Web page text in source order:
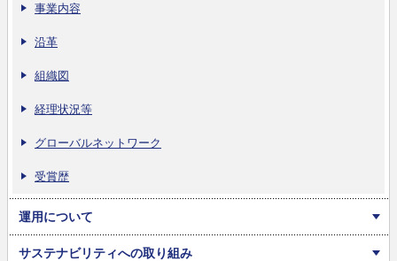
事業内容
沿革
組織図
経理状況等
グローバルネットワーク
受賞歴
運用について
サステナビリティへの取り組み